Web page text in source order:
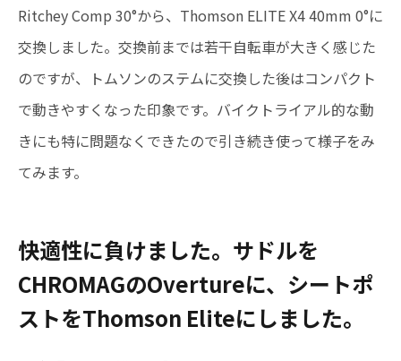
Ritchey Comp 30°から、Thomson ELITE X4 40mm 0°に
交換しました。交換前までは若干自転車が大きく感じた
のですが、トムソンのステムに交換した後はコンパクト
で動きやすくなった印象です。バイクトライアル的な動
きにも特に問題なくできたので引き続き使って様子をみ
てみます。
快適性に負けました。サドルを
CHROMAGのOvertureに、シートポ
ストをThomson Eliteにしました。